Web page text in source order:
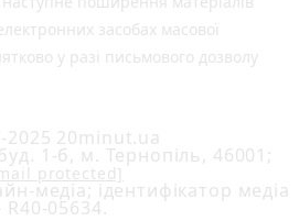
засобах масової
у разі письмового дозволу
2025 20minut.ua
1-б, м. Тернопіль, 46001;
protected]
медіа; ідентифікатор медіа
R40-05634.